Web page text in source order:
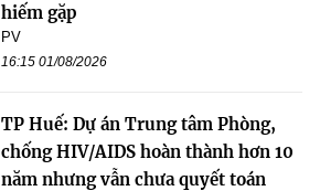
hiếm gặp
PV
16:15 01/08/2026
TP Huế: Dự án Trung tâm Phòng,
chống HIV/AIDS hoàn thành hơn 10
năm nhưng vẫn chưa quyết toán